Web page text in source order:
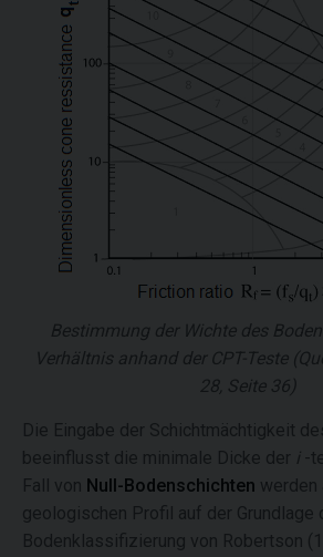
Bestimmung der Wichte des
Verhältnis anhand der CPT-Teste
28, Seite 36)
Die Eingabe der Schichtmächtigkeit
beeinflusst die minimale Dicke der i-
Fall von Null-Bodenschichten werden
geologischen Profil auf der Grundlage
Bodenklassifizierung von Robertson